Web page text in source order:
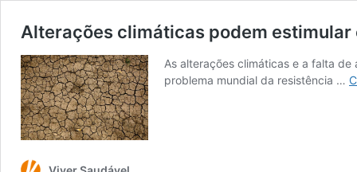
Alterações climáticas podem
As alterações climáticas e a falta
problema mundial da resistência …